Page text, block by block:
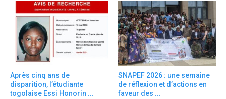
Après cinq ans de
disparition, l’étudiante
togolaise Essi Honorin ...
SNAPEF 2026 : une semaine
de réflexion et d’actions en
faveur des ...